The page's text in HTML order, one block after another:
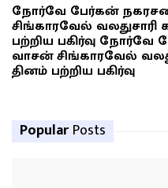
நோர்வே பேர்கன்
சிங்காரவேல்
பற்றிய பகிர்வு நோர்வே
வாசன் சிங்காரவேல்
தினம் பற்றிய பகிர்வு
Popular Posts